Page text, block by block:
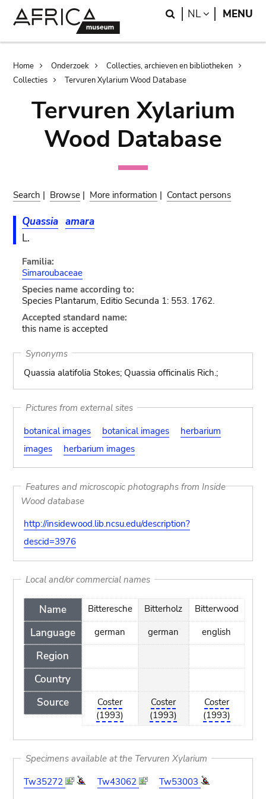
Search
NL LANGUAGE
MENU
Breadcrumb
Home Onderzoek
Collecties, archieven en bibliotheken
Collecties
Tervuren Xylarium Wood Database
Tervuren Xylarium
Wood Database
Search | Browse | More information | Contact persons
Quassia amara
L.
Familia:
Simaroubaceae
Species name according to:
Species Plantarum, Editio Secunda 1: 553. 1762.
Accepted standard name:
this name is accepted
Synonyms
Quassia alatifolia Stokes; Quassia officinalis Rich.;
Pictures from external sites
botanical images
botanical images
herbarium
images
herbarium images
Features and microscopic photographs from Inside
Wood database
http://insidewood.lib.ncsu.edu/description?
descid=3976
Local and/or commercial names
Name
Language
Region
Country
Source
Bitteresche
german
Coster
(1993)
Bitterholz
german
Coster
(1993)
Bitterwood
english
Coster
(1993)
Specimens available at the Tervuren Xylarium
Tw35272
Tw43062 Tw53003